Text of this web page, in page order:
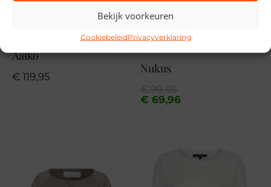
Bekijk voorkeuren
CookiebeleidPrivacyverklaring
Aaiko
€ 119,95
Nukus
€99,95
Oorspronkelijke
prijs
€ 69,96
Huidige
prijs